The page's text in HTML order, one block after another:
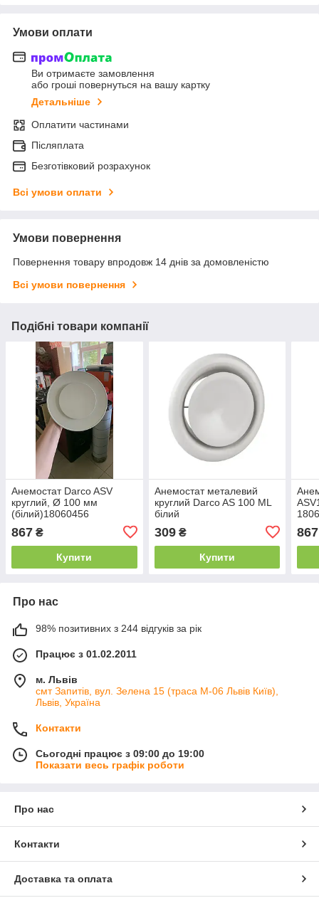
Умови оплати
Ви отримаєте замовлення
або гроші повернуться на вашу картку
Детальніше
Оплатити частинами
Післяплата
Безготівковий розрахунок
Всі умови оплати
Умови повернення
Повернення товару впродовж 14 днів за домовленістю
Всі умови повернення
Подібні товари компанії
Анемостат Darco ASV
круглий, Ø 100 мм
(білий)18060456
867 ₴
Купити
Анемостат металевий
круглий Darco AS 100 ML
білий
309₴
Купити
867
Про нас
98% позитивних з 244 відгуків за рік
Працює з 01.02.2011
м. Львів
смт Запитів, вул. Зелена 15 (траса М-06 Львів Київ),
Львів, Україна
Контакти
Сьогодні працює з 09:00 до 19:00
Показати весь графік роботи
Про нас
Контакти
Доставка та оплата